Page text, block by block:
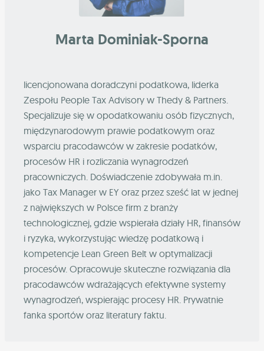
Marta Dominiak-Sporna
licencjonowana doradczyni podatkowa, liderka
Zespołu People Tax Advisory w Thedy & Partners.
Specjalizuje się w opodatkowaniu osób fizycznych,
międzynarodowym prawie podatkowym oraz
wsparciu pracodawców w zakresie podatków,
procesów HR i rozliczania wynagrodzeń
pracowniczych. Doświadczenie zdobywała m.in.
jako Tax Manager w EY oraz przez sześć lat w jednej
z największych w Polsce firm z branży
technologicznej, gdzie wspierała działy HR, finansów
i ryzyka, wykorzystując wiedzę podatkową i
kompetencje Lean Green Belt w optymalizacji
procesów. Opracowuje skuteczne rozwiązania dla
pracodawców wdrażających efektywne systemy
wynagrodzeń, wspierając procesy HR. Prywatnie
fanka sportów oraz literatury faktu.